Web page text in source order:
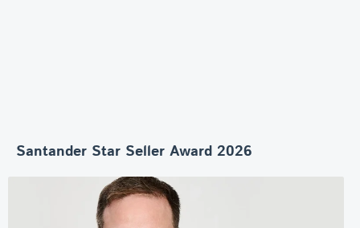
Santander Star Seller Award 2026